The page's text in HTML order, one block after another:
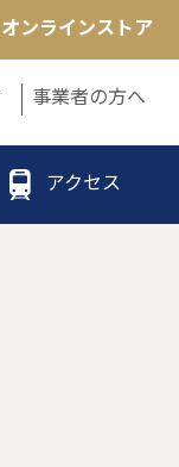
オンラインストア
事業者の方へ
アクセス